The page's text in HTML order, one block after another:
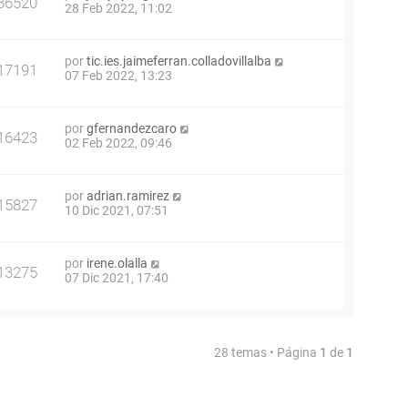
28 Feb 2022, 11:02
portic.ies.jaimeferran.colladovillalba
07 Feb 2022, 13:23
porgfernandezcaro
02 Feb 2022, 09:46
poradrian.ramirez
10 Dic 2021, 07:51
por irene.olalla
07 Dic 2021, 17:40
28 temas • Página 1 de 1